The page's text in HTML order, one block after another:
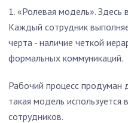
1. «Ролевая модель». Здесь
Каждый сотрудник
черта - наличие четкой
формальных коммуникаций.
Рабочий процесс продуман
такая модель используется в
сотрудников.